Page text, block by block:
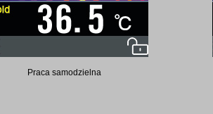
Praca samodzielna